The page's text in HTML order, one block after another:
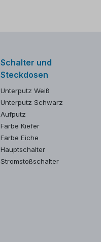
Schalter und
Steckdosen
Unterputz Weiß
Unterputz Schwarz
Aufputz
Farbe Kiefer
Farbe Eiche
Hauptschalter
Stromstoßschalter